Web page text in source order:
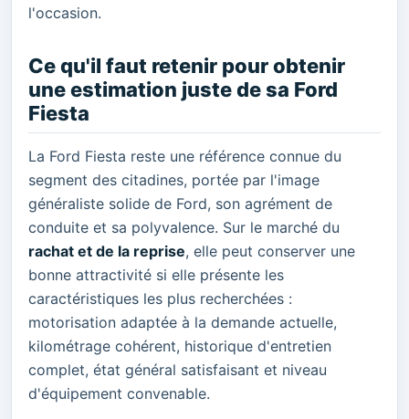
l'occasion.
Ce qu'il faut retenir pour obtenir
une estimation juste de sa Ford
Fiesta
La Ford Fiesta reste une référence connue du
segment des citadines, portée par l'image
généraliste solide de Ford, son agrément de
conduite et sa polyvalence. Sur le marché du
rachat et de la reprise, elle peut conserver une
bonne attractivité si elle présente les
caractéristiques les plus recherchées :
motorisation adaptée à la demande actuelle,
kilométrage cohérent, historique d'entretien
complet, état général satisfaisant et niveau
d'équipement convenable.